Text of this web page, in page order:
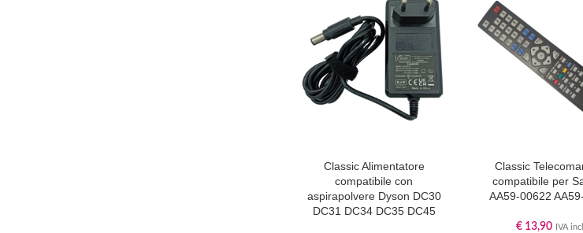
Classic Alimentatore
compatibile con
aspirapolvere Dyson DC30
DC31 DC34 DC35 DC45
Classic
compatibile per
AA59-00622
€13,90 IVA